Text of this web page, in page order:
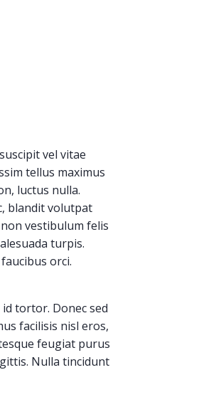
vel vitae
tellus maximus
luctus nulla.
blandit volutpat
vestibulum felis
turpis.
orci.
tortor. Donec sed
facilisis nisl eros,
feugiat purus
Nulla tincidunt